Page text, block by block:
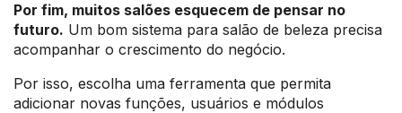
Por fim, muitos salões esquecem de pensar no
futuro. Um bom sistema para salão de beleza precisa
acompanhar o crescimento do negócio.
Por isso, escolha uma ferramenta que permita
adicionar novas funções, usuários e módulos